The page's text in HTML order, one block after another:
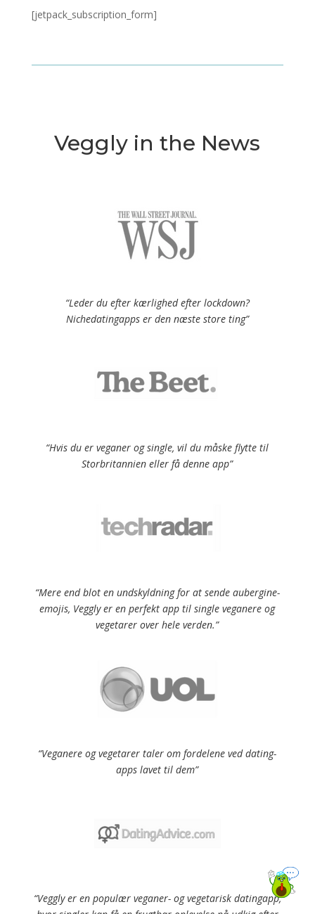
[jetpack_subscription_form]
Veggly in the News
“Leder du efter kærlighed efter lockdown?
Nichedatingapps er den næste store ting”
“Hvis du er veganer og single, vil du måske flytte til
Storbritannien eller få denne app”
“Mere end blot en undskyldning for at sende aubergine-
emojis, Veggly er en perfekt app til single veganere og
vegetarer over hele verden.”
“Veganere og vegetarer taler om fordelene ved dating-
apps lavet til dem”
“Veggly er en populær veganer- og vegetarisk datingapp,